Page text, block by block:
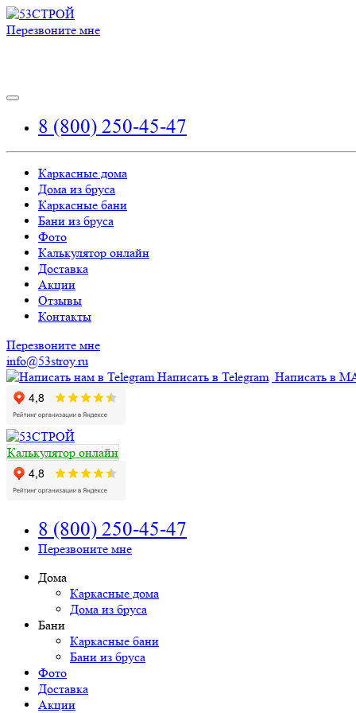
Перезвоните мне
8 (800) 250-45-47
Каркасные дома
Дома из бруса
Каркасные бани
Бани из бруса
Фото
Калькулятор онлайн
Доставка
Акции
Отзывы
Контакты
Перезвоните мне
info@53stroy.ru
Написать в Telegram Написать в
Калькулятор онлайн
8 (800) 250-45-47
Перезвоните мне
Дома
Каркасные дома
Дома из бруса
Бани
Каркасные бани
Бани из бруса
Фото
Доставка
Акции